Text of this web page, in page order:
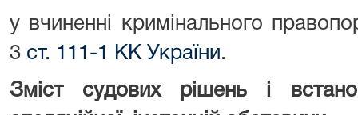
у вчиненні кримінального
3 ст. 111-1 КК України.
Зміст судових рішень і